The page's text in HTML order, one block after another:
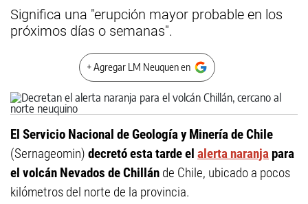
Significa una "erupción mayor probable en los
próximos días o semanas".
+ Agregar LM Neuquen en
El Servicio Nacional de Geología y Minería de Chile
(Sernageomin) decretó esta tarde el alerta naranja para
el volcán Nevados de Chillán de Chile, ubicado a pocos
kilómetros del norte de la provincia.